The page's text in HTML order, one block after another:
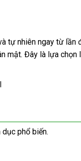
tự nhiên ngay từ lần
mật. Đây là lựa
phổ biến.